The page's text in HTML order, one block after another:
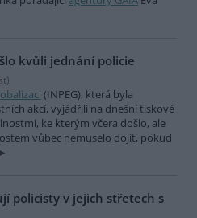
kvůli jednání policie
(INPEG), která byla
akcí, vyjádřili na dnešní tiskové
ke kterým včera došlo, ale
vůbec nemuselo dojít, pokud
policisty v jejich střetech s